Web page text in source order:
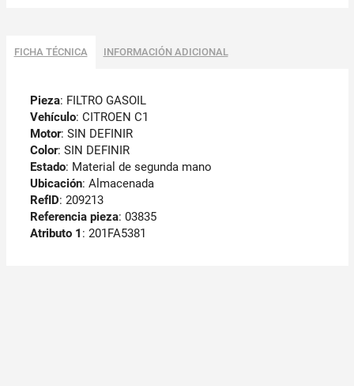
FICHA TÉCNICA INFORMACIÓN ADICIONAL
Pieza: FILTRO GASOIL
Vehículo: CITROEN C1
Motor: SIN DEFINIR
Color: SIN DEFINIR
Estado: Material de segunda mano
Ubicación: Almacenada
RefID: 209213
Referencia pieza: 03835
Atributo 1 : 201FA5381